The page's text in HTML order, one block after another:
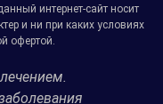
интернет-сайт носит
и ни при каких условиях
офертой.